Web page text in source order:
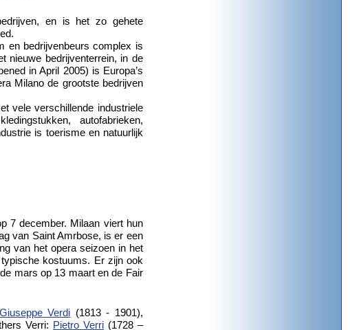
en is het zo gehete
en bedrijvenbeurs complex is
nieuwe bedrijventerrein, in de
in April 2005) is Europa’s
Milano de grootste bedrijven
vele verschillende industriele
autofabrieken,
is toerisme en natuurlijk
7 december. Milaan viert hun
van Saint Amrbose, is er een
van het opera seizoen in het
kostuums. Er zijn ook
mars op 13 maart en de Fair
Giuseppe Verdi (1813 - 1901),
Verri: Pietro Verri (1728 –